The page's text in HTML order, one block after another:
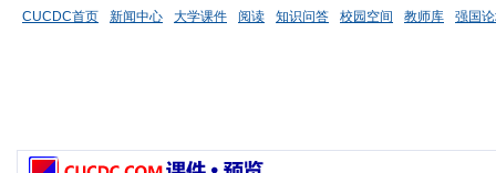
CUCDC首页 新闻中心 大学课件 阅读 知识问答 校园空间 教师库 强国